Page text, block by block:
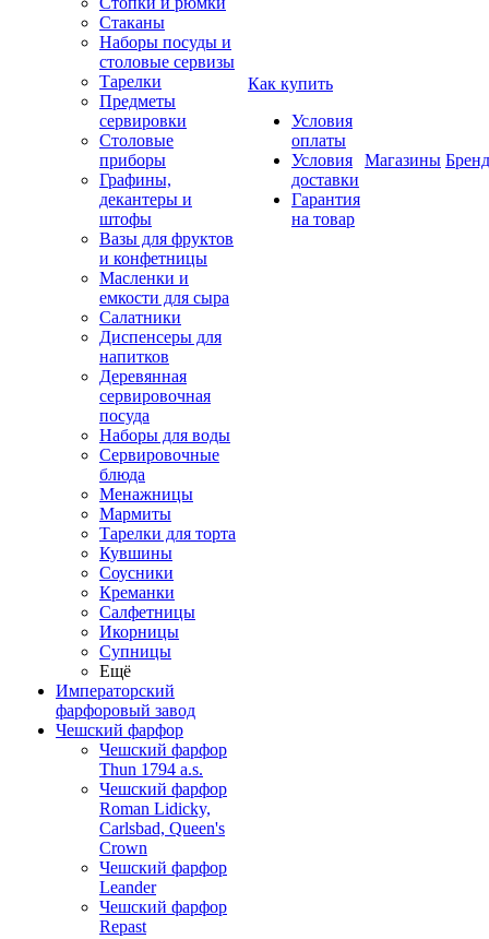
Стаканы
Наборы посуды и
столовые сервизы
Тарелки
Предметы
сервировки
Столовые
приборы
Графины,
декантеры и
штофы
Вазы для фруктов
и конфетницы
Масленки и
емкости для сыра
Салатники
Диспенсеры для
напитков
Деревянная
сервировочная
посуда
Наборы для воды
Сервировочные
блюда
Менажницы
Мармиты
Тарелки для торта
Кувшины
Соусники
Креманки
Салфетницы
Икорницы
Супницы
Ещё
Императорский
фарфоровый завод
Чешский фарфор
Чешский фарфор
Thun 1794 a.s.
Чешский фарфор
Roman Lidicky,
Carlsbad, Queen's
Crown
Чешский фарфор
Leander
Чешский фарфор
Repast
Как купить
Условия
оплаты
Условия
доставки
Гарантия
на товар
Магазины